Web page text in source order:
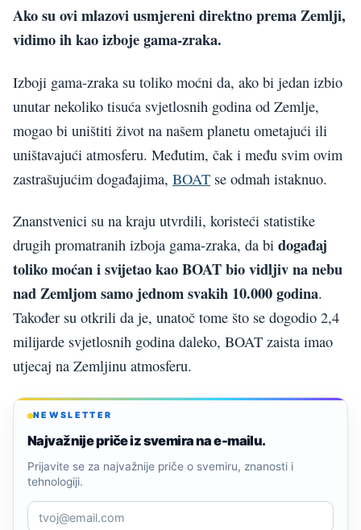
Ako su ovi mlazovi usmjereni direktno prema Zemlji,
vidimo ih kao izboje gama-zraka.
Izboji gama-zraka su toliko moćni da, ako bi jedan izbio
unutar nekoliko tisuća svjetlosnih godina od Zemlje,
mogao bi uništiti život na našem planetu ometajući ili
uništavajući atmosferu. Međutim, čak i među svim ovim
zastrašujućim događajima, BOAT se odmah istaknuo.
Znanstvenici su na kraju utvrdili, koristeći statistike
drugih promatranih izboja gama-zraka, da bi događaj
toliko moćan i svijetao kao BOAT bio vidljiv na nebu
nad Zemljom samo jednom svakih 10.000 godina.
Također su otkrili da je, unatoč tome što se dogodio 2,4
milijarde svjetlosnih godina daleko, BOAT zaista imao
utjecaj na Zemljinu atmosferu.
NEWSLETTER
Najvažnije priče iz svemira na e-mailu.
Prijavite se za najvažnije priče o svemiru, znanosti i
tehnologiji.